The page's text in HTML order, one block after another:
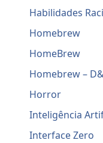
Habilidades
Homebrew
HomeBrew
Homebrew –
Horror
Inteligência
Interface Zero